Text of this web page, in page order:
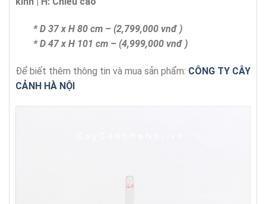
* D 37 x H 80 cm – (2,799,000 vnđ )
* D 47 x H 101 cm – (4,999,000 vnđ )
Để biết thêm thông tin và mua sản phẩm: CÔNG TY CÂY
CẢNH HÀ NỘI